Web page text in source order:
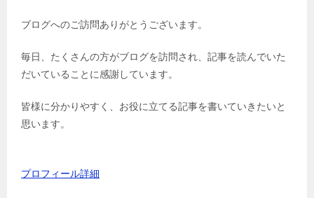
ブログへのご訪問ありがとうございます。
毎日、たくさんの方がブログを訪問され、記事を読んでいた
だいていることに感謝しています。
皆様に分かりやすく、お役に立てる記事を書いていきたいと
思います。
プロフィール詳細